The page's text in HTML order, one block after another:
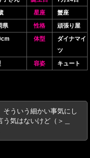
星座
蟹座
県 性格
頑張り屋
体型
ダイナマイ
ツ
容姿 キュート
そういう細かい事気にし
気はないけど（＞＿